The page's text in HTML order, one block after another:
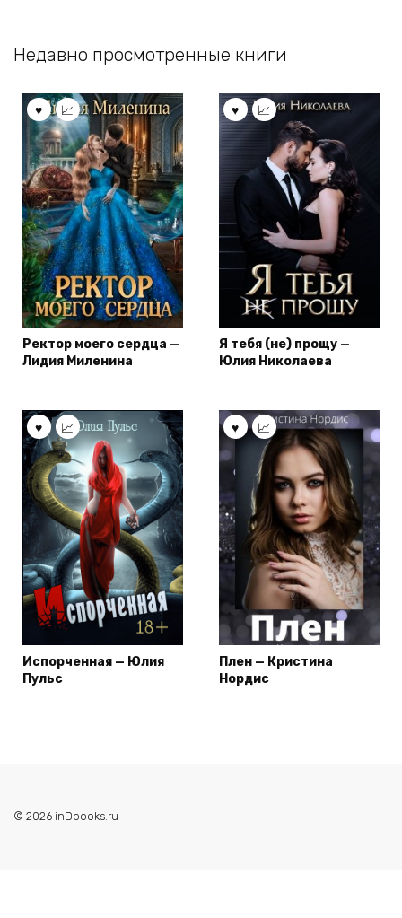
Недавно просмотренные книги
Ректор моего сердца —
Лидия Миленина
Я тебя (не) прощу —
Юлия Николаева
Испорченная — Юлия
Пульс
Плен — Кристина
Нордис
© 2026 inDbooks.ru